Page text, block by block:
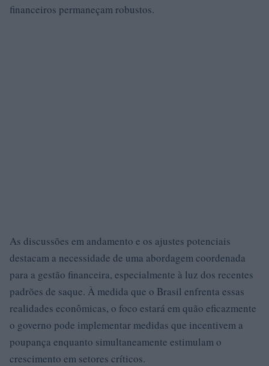
financeiros permaneçam robustos.
As discussões em andamento e os ajustes potenciais
destacam a necessidade de uma abordagem coordenada
para a gestão financeira, especialmente à luz dos recentes
padrões de saque. À medida que o Brasil enfrenta essas
realidades econômicas, o foco estará em quão eficazmente
o governo pode implementar medidas que incentivem a
poupança enquanto simultaneamente estimulam o
crescimento em setores críticos.